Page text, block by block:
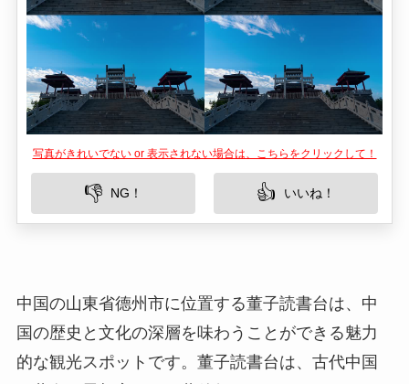
写真がきれいでない or 表示されない場合は、こちらをクリックして！
👎
中国の山東省德州市に位置する董子読書台は、中
国の歴史と文化の深層を味わうことができる魅力
的な観光スポットです。董子読書台は、古代中国
知識の象徴として今日でも多くの訪問者を引き寄
せています。自然と調和した歴史ある建築物で、
そこには訪れる人々を魅了する特別な雰囲気があ